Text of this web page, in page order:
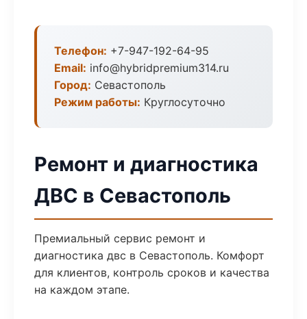
Телефон: +7-947-192-64-95
Email: info@hybridpremium314.ru
Город: Севастополь
Режим работы: Круглосуточно
Ремонт и диагностика
ДВС в Севастополь
Премиальный сервис ремонт и
диагностика двс в Севастополь. Комфорт
для клиентов, контроль сроков и качества
на каждом этапе.